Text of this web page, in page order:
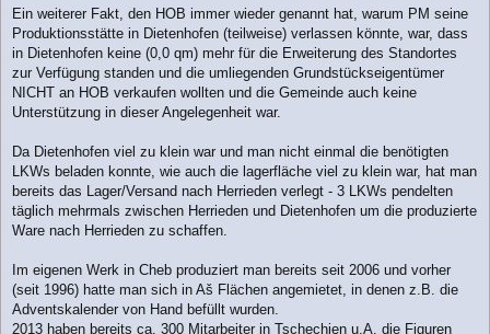
i
t
r
a
g
Ein weiterer Fakt, den HOB immer wieder genannt hat, warum PM seine
Produktionsstätte in Dietenhofen (teilweise) verlassen könnte, war, dass
in Dietenhofen keine (0,0 qm) mehr für die Erweiterung des Standortes
zur Verfügung standen und die umliegenden Grundstückseigentümer
NICHT an HOB verkaufen wollten und die Gemeinde auch keine
Unterstützung in dieser Angelegenheit war.
Da Dietenhofen viel zu klein war und man nicht einmal die benötigten
LKWs beladen konnte, wie auch die lagerfläche viel zu klein war, hat man
bereits das Lager/Versand nach Herrieden verlegt - 3 LKWs pendelten
täglich mehrmals zwischen Herrieden und Dietenhofen um die produzierte
Ware nach Herrieden zu schaffen.
Im eigenen Werk in Cheb produziert man bereits seit 2006 und vorher
(seit 1996) hatte man sich in Aš Flächen angemietet, in denen z.B. die
Adventskalender von Hand befüllt wurden.
2013 haben bereits ca. 300 Mitarbeiter in Tschechien u.A. die Figuren